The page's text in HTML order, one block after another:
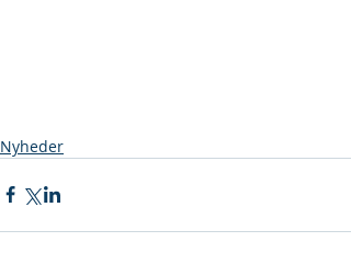
Nyheder